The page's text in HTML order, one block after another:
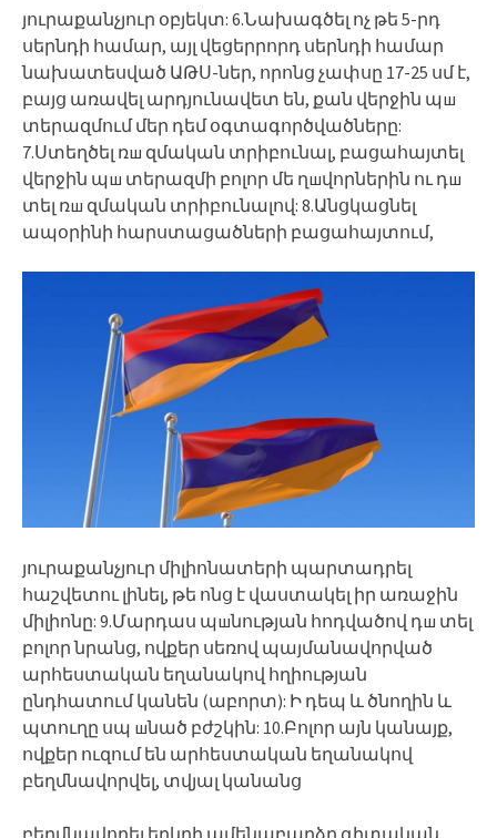
յուրաքանչյուր օբյեկտ: 6.Նախագծել ոչ թե 5-րդ
սերնդի համար, այլ վեցերրորդ սերնդի համար
նախատեսված ԱԹՍ-ներ, որոնց չափսը 17-25 սմ է,
բայց առավել արդյունավետ են, քան վերջին պш
տերազմում մեր դեմ օգտագործվածները:
7.Ստեղծել ռш զմական տրիբունալ, բացահայտել
վերջին պш տերազմի բոլոր մե ղшվորներին ու դш
տել ռш զմական տրիբունալով: 8.Անցկացնել
ապօրինի հարստացածների բացահայտում,
յուրաքանչյուր միլիոնատերի պարտադրել
հաշվետու լինել, թե ոնց է վաստակել իր առաջին
միլիոնը: 9.Մարդաս պшնության հոդվածով դш տել
բոլոր նրանց, ովքեր սեռով պայմանավորված
արհեստական եղանակով հղիության
ընդհատում կանեն (աբորտ): Ի դեպ և ծնողին և
պտուղը սպ шնած բժշկին: 10.Բոլոր այն կանայք,
ովքեր ուզում են արհեստական եղանակով
բեղմնավորվել, տվյալ կանանց
բեղմնավորել երկրի ամենաբարձր գիտական